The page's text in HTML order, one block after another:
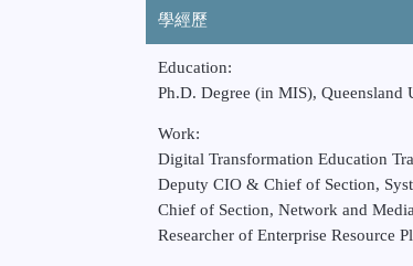
學經歷
Education:
Ph.D. Degree (in MIS),
Work:
Digital Transformation Education
Deputy CIO & Chief of Section,
Chief of Section, Network and
Researcher of Enterprise Resource